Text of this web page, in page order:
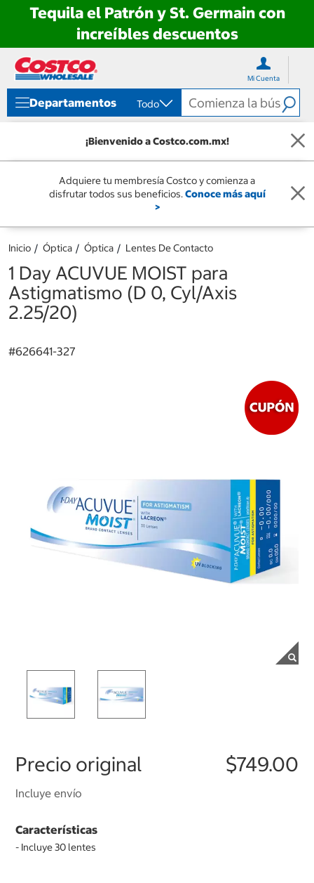
Tequila el Patrón y St. Germain con
increíbles descuentos
directo
contenido
directo
menú
navegación
Mi Cuenta
Departamentos Todo
¡Bienvenido a Costco.com.mx!
Adquiere tu membresía Costco y comienza a
disfrutar todos sus beneficios.Conoce más aquí
>
Inicio Óptica Óptica Lentes De Contacto
1 Day ACUVUE MOIST para
Astigmatismo (D 0, Cyl/Axis
2.25/20)
#626641-327
Precio original $749.00
Incluye envío
Características
- Incluye 30 lentes